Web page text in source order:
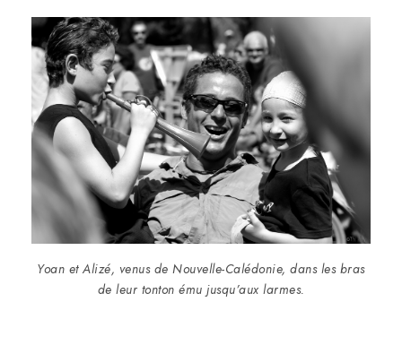
Yoan et Alizé, venus de Nouvelle-Calédonie, dans les bras
de leur tonton ému jusqu’aux larmes.